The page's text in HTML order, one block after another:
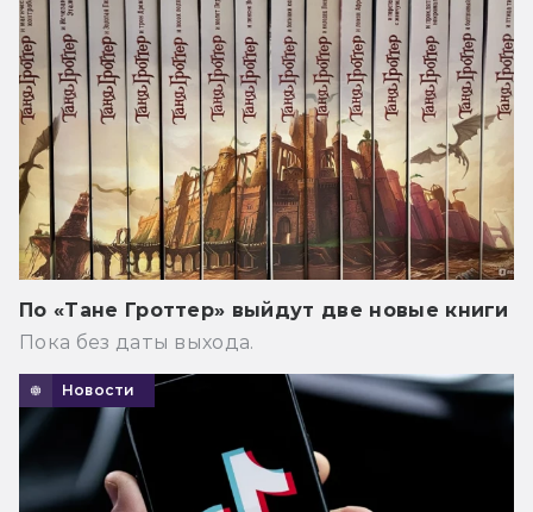
По «Тане Гроттер» выйдут две новые книги
Пока без даты выхода.
Новости